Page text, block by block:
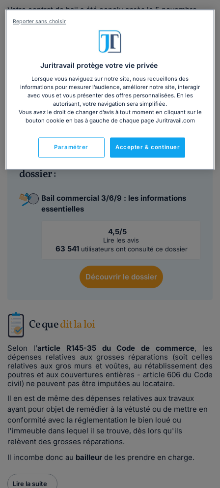
Votre contrat de bail a été conclu après le 5 novembre
2014.
Malgré vos précédentes demandes, votre bailleur n’a
toujours pas réagi. Vous avez décidé de le
commercial, rédigé par nos juristes, vous permettra
d'engager une démarche efficace et sécurisée.
Lire la suite
modèle de lettreest inclus dans le
dossier :
Bail commercial 3/6/9 : les informations
essentielles
4,5/5
Lire les avis
63 541 utilisateurs ont consulté ce dossier
Découvrirle dossier
Ce quedit la loi
Selon l’article R145-35 du Code de commerce, les
dépenses relatives aux grosses réparations (soit celles
relatives aux gros murs et voûtes, au rétablissement des
poutres et aux couvertures entières - article 606 du Code
civil) ne peuvent pas être imputées au locataire.
Il en est de même des dépenses relatives aux travaux
ayant pour objet de remédier à la vétusté ou de mettre en
conformité avec la réglementation le bien loué ou
l'immeuble dans lequel il se trouve, dès lors qu'ils
relèvent des grosses réparations.
Il incombe donc au bailleur de les prendre en charge.
Lire la suite
Juritravail protège votre vie privée
Lorsque vous naviguez sur notre site, nous recueillons des
informations pour mesurer l’audience, améliorer notre site, interagir
avec vous et vous présenter des offres personnalisées. En les
autorisant, votre navigation sera simplifiée.
Vous avez le droit de changer d’avis à tout moment en cliquant sur le
bouton cookie en bas à gauche de chaque page Juritravail.com
Accepter & continuer
Paramétrer
Reporter sans choisir